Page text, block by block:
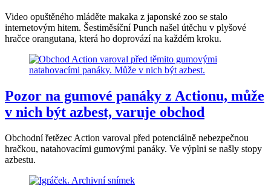
Video opuštěného mláděte makaka z japonské zoo se stalo
internetovým hitem. Šestiměsíční Punch našel útěchu v plyšové
hračce orangutana, která ho doprovází na každém kroku.
Pozor na gumové panáky z Actionu, může
v nich být azbest, varuje obchod
Obchodní řetězec Action varoval před potenciálně nebezpečnou
hračkou, natahovacími gumovými panáky. Ve výplni se našly stopy
azbestu.